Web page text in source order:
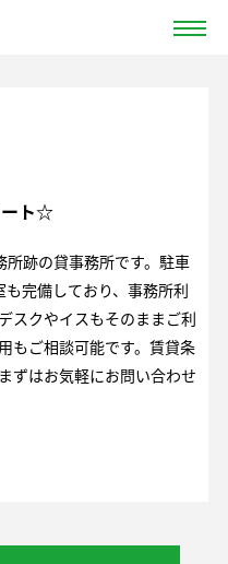
ート☆
跡の貸事務所です。駐車
完備しており、事務所利
スクやイスもそのままご利
もご相談可能です。賃貸条
ずはお気軽にお問い合わせ